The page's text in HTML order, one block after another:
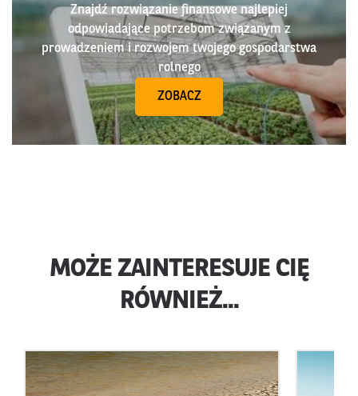
Znajdź rozwiązanie finansowe najlepiej
odpowiadające potrzebom związanym z
prowadzeniem i rozwojem twojego gospodarstwa
rolnego
ZOBACZ
MOŻE ZAINTERESUJE CIĘ
RÓWNIEŻ...